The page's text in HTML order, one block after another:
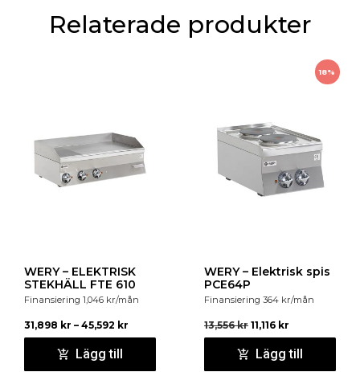
Material : Matlagningsyta SCHOTT CERAN®
Anslutningsvärden : 3,5 kW, 220-240 V, 50-60 Hz
Servicegaranti : 24 månader
Relaterade produkter
WERY – ELEKTRISK
STEKHÄLL FTE 610
Finansiering 1,046 kr/mån
31,898 kr – 45,592 kr
Lägg till
18%
WERY – Elektrisk spis
PCE64P
Finansiering 364 kr/mån
13,556kr 11,116 kr
Lägg till